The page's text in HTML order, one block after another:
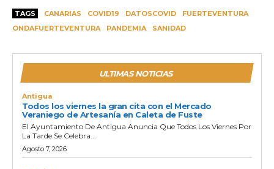
TAGS CANARIAS COVID19 DATOSCOVID
FUERTEVENTURA
ONDAFUERTEVENTURA
PANDEMIA SANIDAD
ULTIMAS NOTICIAS
Antigua
Todos los viernes la gran cita con el Mercado
Veraniego de Artesanía en Caleta de Fuste
El Ayuntamiento De Antigua Anuncia Que Todos Los Viernes Por
La Tarde Se Celebra...
Agosto 7, 2026